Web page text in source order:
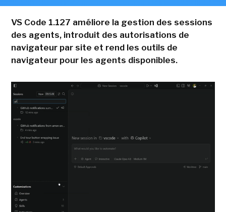
VS Code 1.127 améliore la gestion des sessions
des agents, introduit des autorisations de
navigateur par site et rend les outils de
navigateur pour les agents disponibles.